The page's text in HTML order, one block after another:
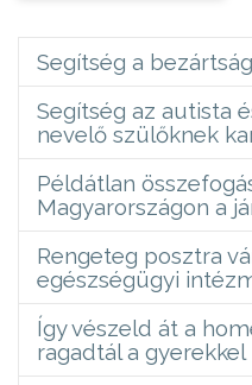
Segítség a
Segítség az autista
nevelő szülőknek
Példátlan
Magyarországon a
Rengeteg posztra
egészségügyi
Így vészeld át a
ragadtál a gyerekkel